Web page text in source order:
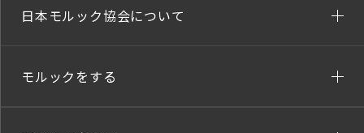
日本モルック協会について
モルックをする